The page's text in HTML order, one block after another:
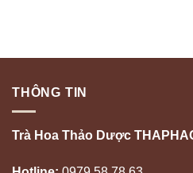
THÔNG TIN
Trà Hoa Thảo Dược